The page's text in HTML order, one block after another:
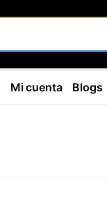
Mi cuenta Blogs